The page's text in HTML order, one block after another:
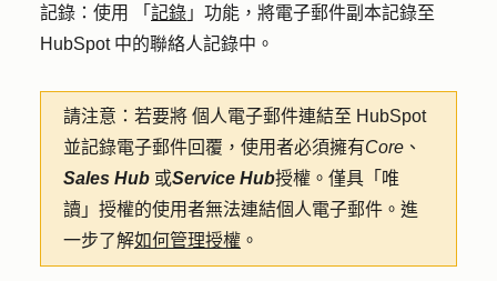
記錄：使用 「 記錄 」功能，將電子郵件副本記錄至
HubSpot 中的聯絡人記錄中。
請注意：若要將 個人電子郵件連結至 HubSpot
並記錄電子郵件回覆，使用者必須擁有Core 、
Sales Hub 或Service Hub授權。僅具「唯
讀」授權的使用者無法連結個人電子郵件。進
一步了解如何管理授權 。